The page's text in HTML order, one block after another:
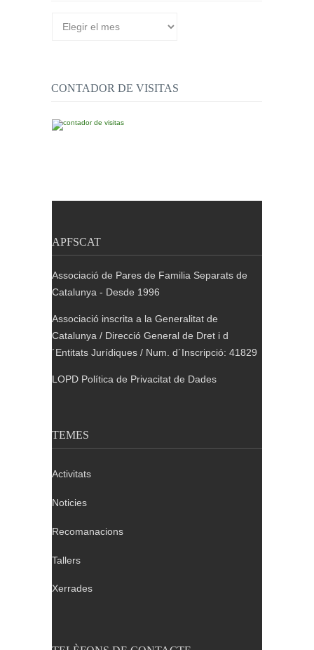
CONTADOR DE VISITAS
APFSCAT
Associació de Pares de Familia Separats de
Catalunya - Desde 1996
Associació inscrita a la Generalitat de
Catalunya / Direcció General de Dret i d
´Entitats Jurídiques / Num. d´Inscripció: 41829
LOPD Política de Privacitat de Dades
TEMES
Activitats
Noticies
Recomanacions
Tallers
Xerrades